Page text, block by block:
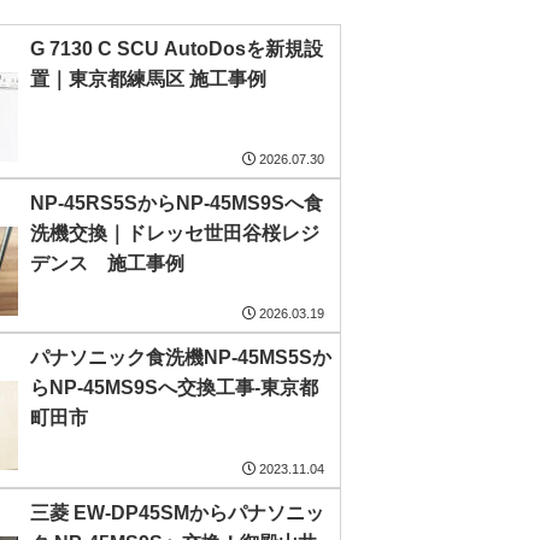
G 7130 C SCU AutoDosを新規設
置｜東京都練馬区 施工事例
2026.07.30
NP-45RS5SからNP-45MS9Sへ食
洗機交換｜ドレッセ世田谷桜レジ
デンス 施工事例
2026.03.19
パナソニック食洗機NP-45MS5Sか
らNP-45MS9Sへ交換工事-東京都
町田市
2023.11.04
三菱 EW-DP45SMからパナソニッ